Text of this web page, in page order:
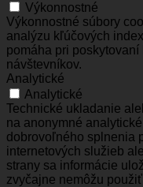
Výkonnostné
Výkonnostné súbory
analýzu kľúčových
pomáha pri
návštevníkov.
Analytické
Analytické
Technické ukladanie
na anonymné
dobrovoľného splnenia
internetových služieb
strany sa informácie
zvyčajne nemôžu